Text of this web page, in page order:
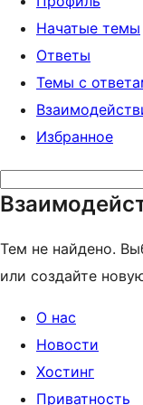
Начатые темы
Ответы
Темы с
Избранное
тем:
Тем не найдено.
или создайте
О нас
Новости
Хостинг
Приватность